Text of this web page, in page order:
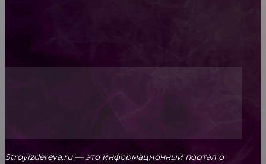
Stroyizdereva.ru — это информационный портал о